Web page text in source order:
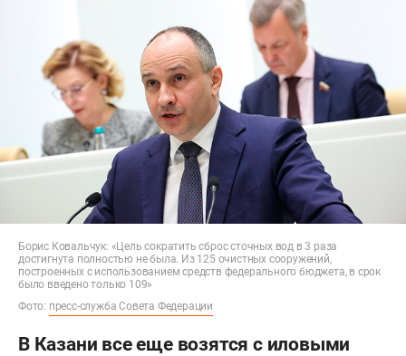
Борис Ковальчук: «Цель сократить сброс сточных вод в 3 раза
достигнута полностью не была. Из 125 очистных сооружений,
построенных с использованием средств федерального бюджета, в срок
было введено только 109»
Фото: пресс-служба Совета Федерации
В Казани все еще возятся с иловыми